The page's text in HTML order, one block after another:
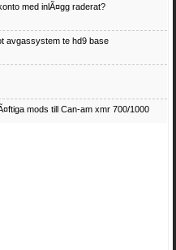
med inlÃ¤gg raderat?
avgassystem te hd9 base
mods till Can-am xmr 700/1000
Jag betalar bra och du kan nÃ¥ mig
ifall du har en som du vill sÃ¤lja
fÃ¶r en Honda TRX 350 FE 2005